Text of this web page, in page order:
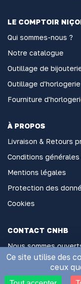
LE COMPTOIR
Qui sommes-nous ?
Notre catalogue
Outillage de
Outillage d'horlogerie
Fourniture
À PROPOS
Livraison & Retours
Conditions
Mentions légales
Protection des
Cookies
CONTACT CNHB
Nous sommes
sans interruption
2 Rue Général
Ce site utilise des
ceux